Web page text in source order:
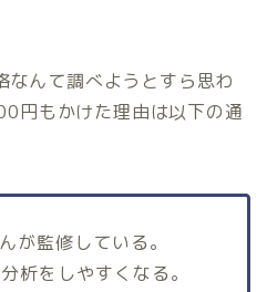
なんて調べようとすら思わ
円もかけた理由は以下の通
が監修している。
析をしやすくなる。